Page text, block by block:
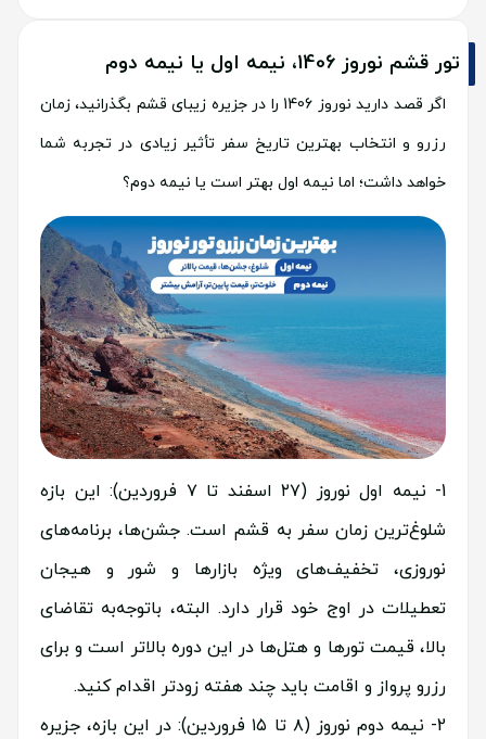
تور قشم نوروز 1406، نیمه اول یا نیمه دوم
اگر قصد دارید نوروز 1406 را در جزیره زیبای قشم بگذرانید، زمان
رزرو و انتخاب بهترین تاریخ سفر تأثیر زیادی در تجربه شما
خواهد داشت؛ اما نیمه اول بهتر است یا نیمه دوم؟
نیمه اول نوروز (۲۷ اسفند تا ۷ فروردین): این بازه
شلوغ‌ترین زمان سفر به قشم است. جشن‌ها، برنامه‌های
نوروزی، تخفیف‌های ویژه بازارها و شور و هیجان
تعطیلات در اوج خود قرار دارد. البته، باتوجه‌به تقاضای
بالا، قیمت تورها و هتل‌ها در این دوره بالاتر است و برای
رزرو پرواز و اقامت باید چند هفته زودتر اقدام کنید.
نیمه دوم نوروز (۸ تا ۱۵ فروردین): در این بازه، جزیره